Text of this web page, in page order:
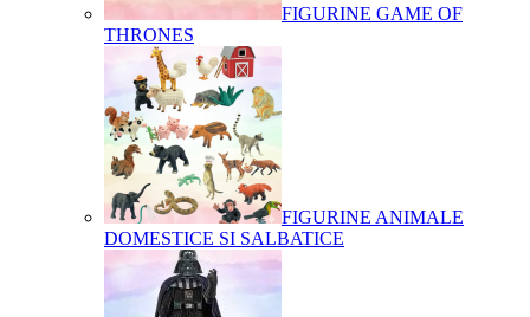
FIGURINE GAME OF
THRONES
FIGURINE ANIMALE
DOMESTICE SI SALBATICE